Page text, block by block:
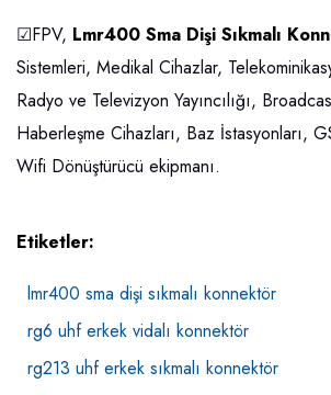
☑FPV, Lmr400 Sma Dişi Sıkmalı
Sistemleri, Medikal Cihazlar,
Radyo ve Televizyon Yayıncılığı,
Haberleşme Cihazları, Baz İstasyonları,
Wifi Dönüştürücü ekipmanı.
Etiketler:
lmr400 sma dişi sıkmalı konnektör
rg6 uhf erkek vidalı konnektör
rg213 uhf erkek sıkmalı konnektör